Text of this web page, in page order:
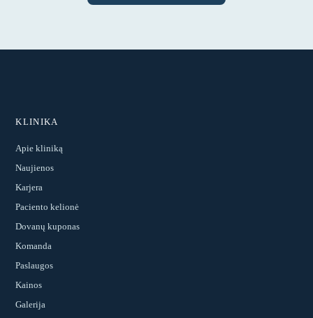
KLINIKA
Apie kliniką
Naujienos
Karjera
Paciento kelionė
Dovanų kuponas
Komanda
Paslaugos
Kainos
Galerija